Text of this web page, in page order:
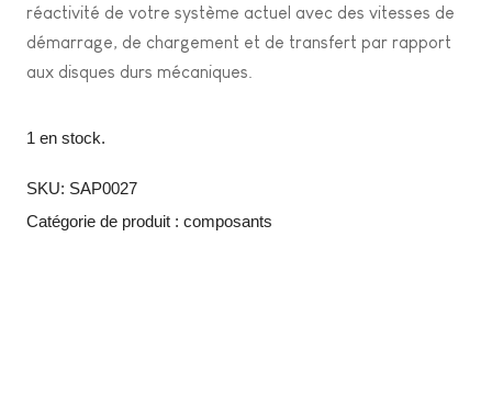
réactivité de votre système actuel avec des vitesses de
démarrage, de chargement et de transfert par rapport
aux disques durs mécaniques.
1 en stock.
SKU: SAP0027
Catégorie de produit : composants